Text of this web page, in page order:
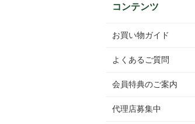
コンテンツ
お買い物ガイド
よくあるご質問
会員特典のご案内
代理店募集中